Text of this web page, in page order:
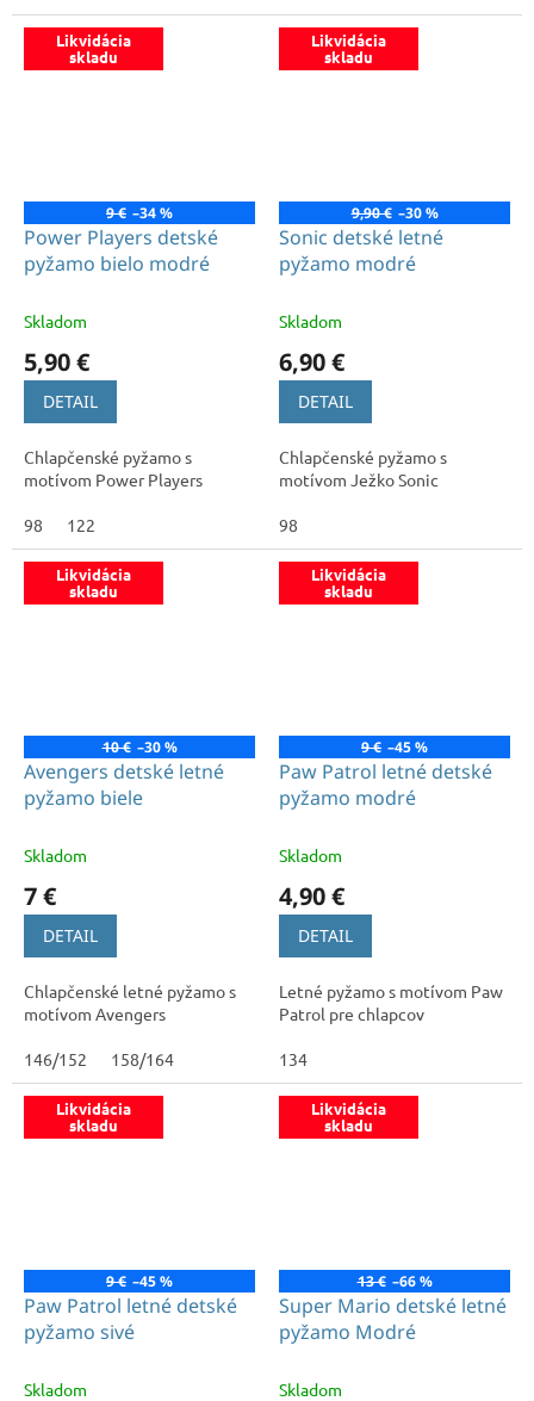
Likvidácia
skladu
9 € –34 %
Power Players detské
pyžamo bielo modré
Skladom
5,90 €
DETAIL
Chlapčenské pyžamo s
motívom Power Players
98 122
Likvidácia
skladu
9,90 € –30 %
Sonic detské letné
pyžamo modré
Skladom
6,90 €
DETAIL
Chlapčenské pyžamo s
motívom Ježko Sonic
98
Likvidácia
skladu
10 € –30 %
Avengers detské letné
pyžamo biele
Skladom
7 €
DETAIL
Chlapčenské letné pyžamo s
motívom Avengers
146/152 158/164
Likvidácia
skladu
9 € –45 %
Paw Patrol letné detské
pyžamo modré
Skladom
4,90 €
DETAIL
Letné pyžamo s motívom Paw
Patrol pre chlapcov
134
Likvidácia
skladu
9 € –45 %
Paw Patrol letné detské
pyžamo sivé
Skladom
Likvidácia
skladu
13 € –66 %
Super Mario detské letné
pyžamo Modré
Skladom